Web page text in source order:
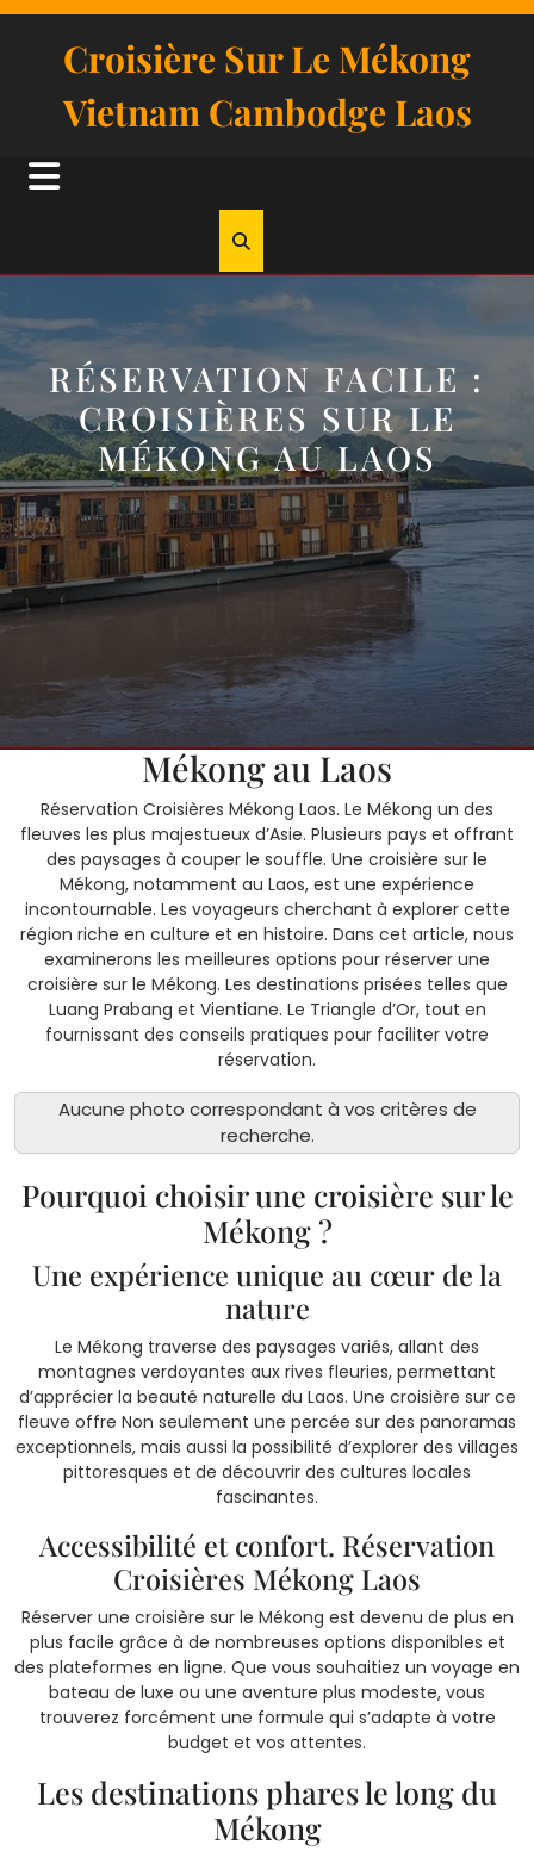
Skip
contentCroisière Sur Le Mékong
Vietnam Cambodge Laos
Button
RÉSERVATION FACILE :
CROISIÈRES SUR LE
MÉKONG AU LAOS
5 avril, 2025
0 Comments
Réservation Croisières sur le
Mékong au Laos
Réservation Croisières Mékong Laos. Le Mékong un des
fleuves les plus majestueux d’Asie. Plusieurs pays et offrant
des paysages à couper le souffle. Une croisière sur le
Mékong, notamment au Laos, est une expérience
incontournable. Les voyageurs cherchant à explorer cette
région riche en culture et en histoire. Dans cet article, nous
examinerons les meilleures options pour réserver une
croisière sur le Mékong. Les destinations prisées telles que
Luang Prabang et Vientiane. Le Triangle d’Or, tout en
fournissant des conseils pratiques pour faciliter votre
réservation.
Aucune photo correspondant à vos critères de
recherche.
Pourquoi choisir une croisière sur le
Mékong ?
Une expérience unique au cœur de la
nature
Le Mékong traverse des paysages variés, allant des
montagnes verdoyantes aux rives fleuries, permettant
d’apprécier la beauté naturelle du Laos. Une croisière sur ce
fleuve offre Non seulement une percée sur des panoramas
exceptionnels, mais aussi la possibilité d’explorer des villages
pittoresques et de découvrir des cultures locales
fascinantes.
Accessibilité et confort. Réservation
Croisières Mékong Laos
Réserver une croisière sur le Mékong est devenu de plus en
plus facile grâce à de nombreuses options disponibles et
des plateformes en ligne. Que vous souhaitiez un voyage en
bateau de luxe ou une aventure plus modeste, vous
trouverez forcément une formule qui s’adapte à votre
budget et vos attentes.
Les destinations phares le long du
Mékong